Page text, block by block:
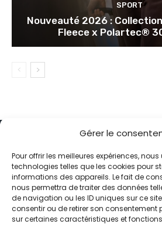
Gérer le
Pour offrir les meilleures expériences,
technologies telles que les cookies pour
informations des appareils. Le fait de
nous permettra de traiter des données
de navigation ou les ID uniques sur ce
consentir ou de retirer son consentement
sur certaines caractéristiques et
SPORT
Nouveauté 2026 :
Fleece x Polartec®
Alternative Média est une agence de
relations publiques basée à Grenoble.
pilote des stratégies de visibilité en
grâce à un réseau